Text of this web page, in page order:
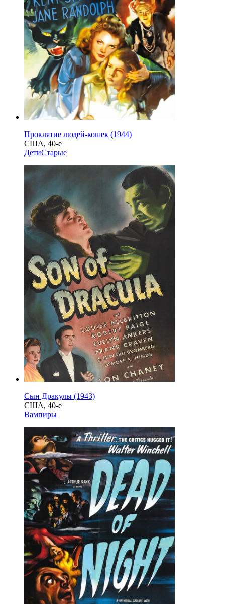
Проклятие людей-кошек (1944)
США, 40-е
ДетиСтарые
Сын Дракулы (1943)
США, 40-е
Вампиры